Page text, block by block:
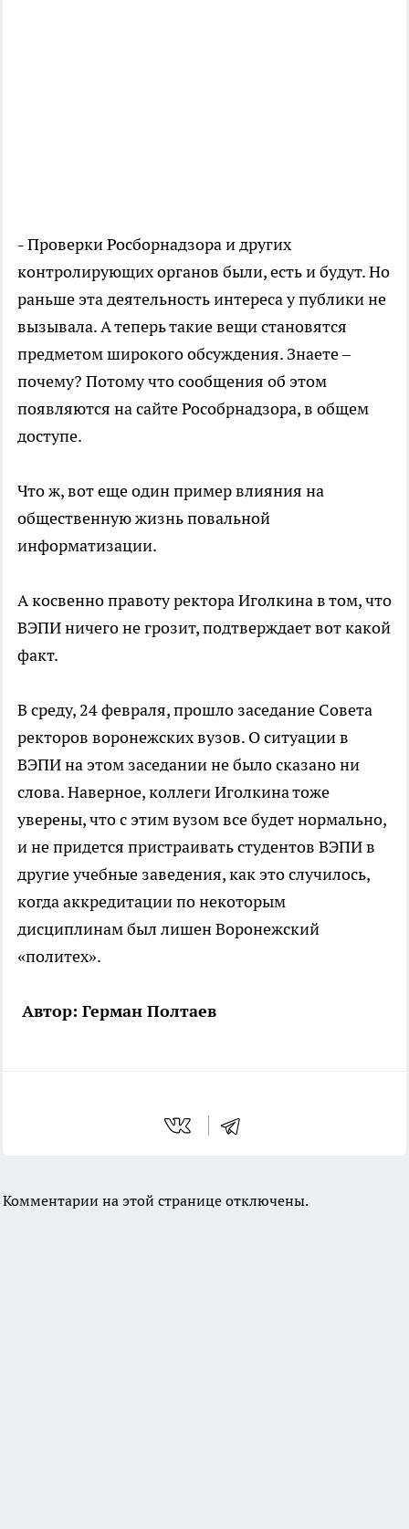
- Проверки Росборнадзора и других
контролирующих органов были, есть и будут. Но
раньше эта деятельность интереса у публики не
вызывала. А теперь такие вещи становятся
предметом широкого обсуждения. Знаете –
почему? Потому что сообщения об этом
появляются на сайте Рособрнадзора, в общем
доступе.
Что ж, вот еще один пример влияния на
общественную жизнь повальной
информатизации.
А косвенно правоту ректора Иголкина в том, что
ВЭПИ ничего не грозит, подтверждает вот какой
факт.
В среду, 24 февраля, прошло заседание Совета
ректоров воронежских вузов. О ситуации в
ВЭПИ на этом заседании не было сказано ни
слова. Наверное, коллеги Иголкина тоже
уверены, что с этим вузом все будет нормально,
и не придется пристраивать студентов ВЭПИ в
другие учебные заведения, как это случилось,
когда аккредитации по некоторым
дисциплинам был лишен Воронежский
«политех».
Автор: Герман Полтаев
Комментарии на этой странице отключены.